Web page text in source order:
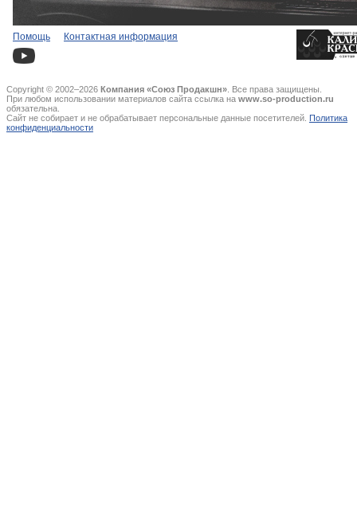
Помощь Контактная информация
Copyright © 2002–2026 Компания «Союз Продакшн» . Все права защищены.
При любом использовании материалов сайта ссылка на www.so-production.ru
обязательна.
Сайт не собирает и не обрабатывает персональные данные посетителей. Политика
конфиденциальности